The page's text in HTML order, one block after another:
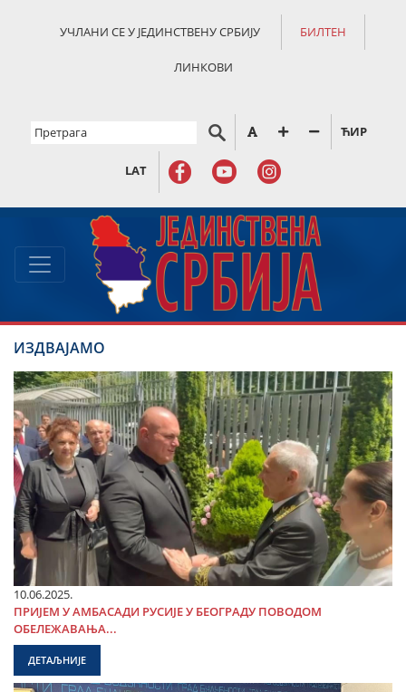
УЧЛАНИ СЕ У ЈЕДИНСТВЕНУ СРБИЈУ БИЛТЕН
ЛИНКОВИ
ЋИР
LAT
ИЗДВАЈАМО
10.06.2025.
ПРИЈЕМ У АМБАСАДИ РУСИЈЕ У БЕОГРАДУ ПОВОДОМ
ОБЕЛЕЖАВАЊА...
ДЕТАЉНИЈЕ